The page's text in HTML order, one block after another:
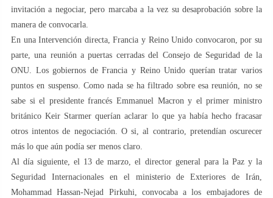
invitación a negociar, pero marcaba a la vez su desaprobación sobre la
manera de convocarla.
En una Intervención directa, Francia y Reino Unido convocaron, por su
parte, una reunión a puertas cerradas del Consejo de Seguridad de la
ONU. Los gobiernos de Francia y Reino Unido querían tratar varios
puntos en suspenso. Como nada se ha filtrado sobre esa reunión, no se
sabe si el presidente francés Emmanuel Macron y el primer ministro
británico Keir Starmer querían aclarar lo que ya había hecho fracasar
otros intentos de negociación. O si, al contrario, pretendían oscurecer
más lo que aún podía ser menos claro.
Al día siguiente, el 13 de marzo, el director general para la Paz y la
Seguridad Internacionales en el ministerio de Exteriores de Irán,
Mohammad Hassan-Nejad Pirkuhi, convocaba a los embajadores de